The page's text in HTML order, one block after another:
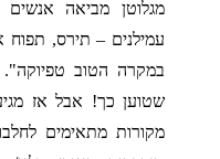
מגלוטן מביאה
עמילנים – תירס, תפוח
במקרה הטוב
שטוען כך! אבל אז
מקורות מתאימים